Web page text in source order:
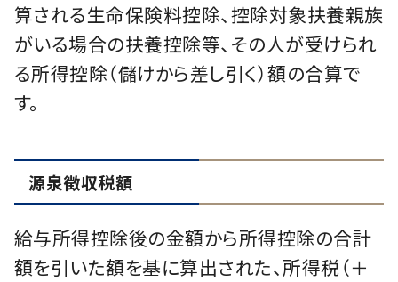
算される生命保険料控除、控除対象扶養親族
がいる場合の扶養控除等、その人が受けられ
る所得控除（儲けから差し引く）額の合算で
す。
源泉徴収税額
給与所得控除後の金額から所得控除の合計
額を引いた額を基に算出された、所得税（＋